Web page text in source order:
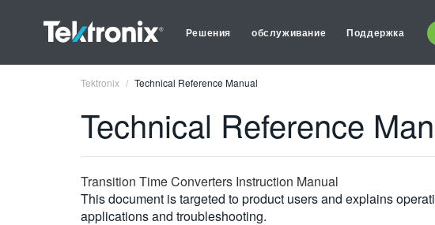
Решения обслуживание Поддержка
Tektronix Technical Reference Manual
Technical Reference
Transition Time Converters Instruction Manual
This document is targeted to product users and explains
applications and troubleshooting.